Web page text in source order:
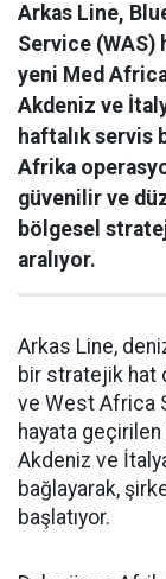
Arkas Line,
Service (WAS)
yeni Med
Akdeniz ve
haftalık servis
Afrika
güvenilir ve
bölgesel
aralıyor.
Arkas Line,
bir stratejik hat
ve West Africa
hayata
Akdeniz ve
bağlayarak,
başlatıyor.